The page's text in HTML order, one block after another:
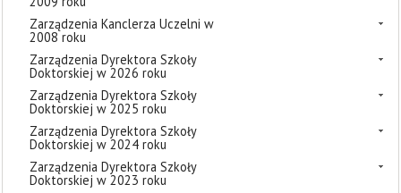
Zarządzenia Kanclerza Uczelni w
2008 roku
Zarządzenia Dyrektora Szkoły
Doktorskiej w 2026 roku
Zarządzenia Dyrektora Szkoły
Doktorskiej w 2025 roku
Zarządzenia Dyrektora Szkoły
Doktorskiej w 2024 roku
Zarządzenia Dyrektora Szkoły
Doktorskiej w 2023 roku